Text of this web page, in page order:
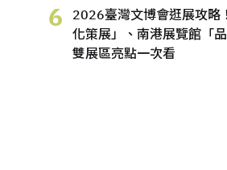
6
2026臺灣文博會逛展攻略
化策展」、南港展覽館「品
雙展區亮點一次看